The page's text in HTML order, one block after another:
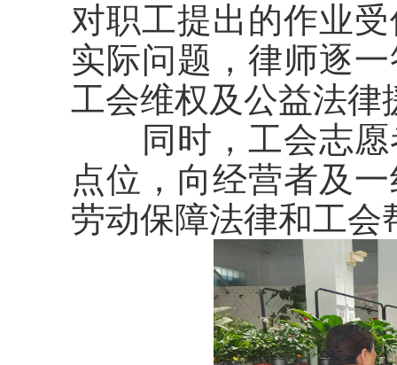
对职工提出的作业
实际问题，律师逐
工会维权及公益法律
同时，工会志
点位，向经营者及
劳动保障法律和工会